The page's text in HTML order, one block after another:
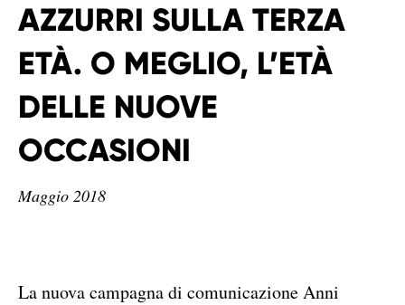
AZZURRI SULLA TERZA
ETÀ. O MEGLIO, L’ETÀ
DELLE NUOVE
OCCASIONI
Maggio 2018
La nuova campagna di comunicazione Anni